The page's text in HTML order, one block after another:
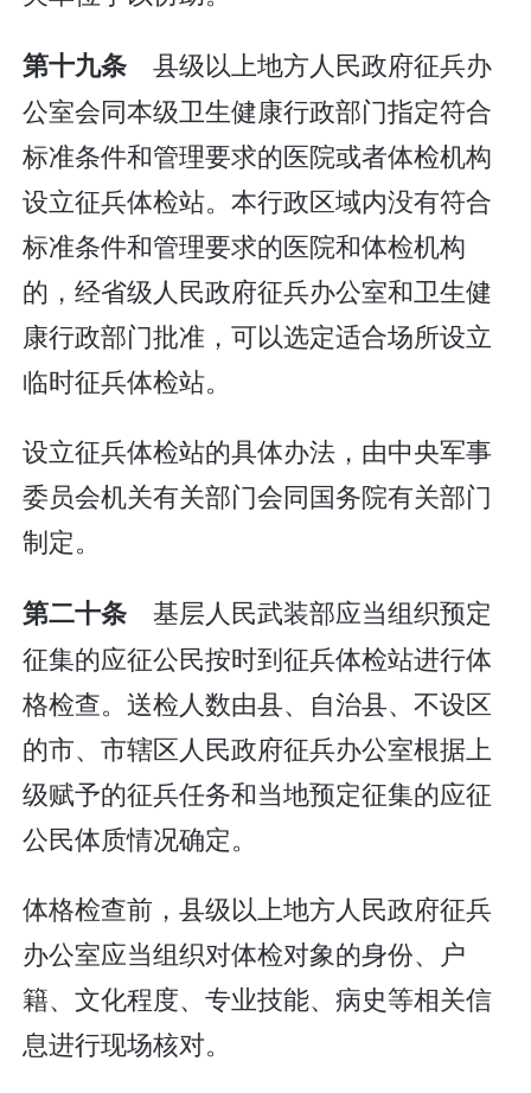
第十九条 县级以上地方人民政府征兵办
公室会同本级卫生健康行政部门指定符合
标准条件和管理要求的医院或者体检机构
设立征兵体检站。本行政区域内没有符合
标准条件和管理要求的医院和体检机构
的，经省级人民政府征兵办公室和卫生健
康行政部门批准，可以选定适合场所设立
临时征兵体检站。
设立征兵体检站的具体办法，由中央军事
委员会机关有关部门会同国务院有关部门
制定。
第二十条 基层人民武装部应当组织预定
征集的应征公民按时到征兵体检站进行体
格检查。送检人数由县、自治县、不设区
的市、市辖区人民政府征兵办公室根据上
级赋予的征兵任务和当地预定征集的应征
公民体质情况确定。
体格检查前，县级以上地方人民政府征兵
办公室应当组织对体检对象的身份、户
籍、文化程度、专业技能、病史等相关信
息进行现场核对。